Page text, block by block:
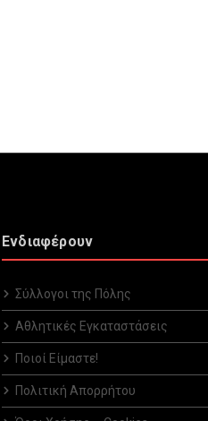
Ενδιαφέρουν
Σύλλογοι της Πόλης
Αθλητικές Εγκαταστάσεις
Ποιοί Είμαστε!
Πολιτική Απορρήτου